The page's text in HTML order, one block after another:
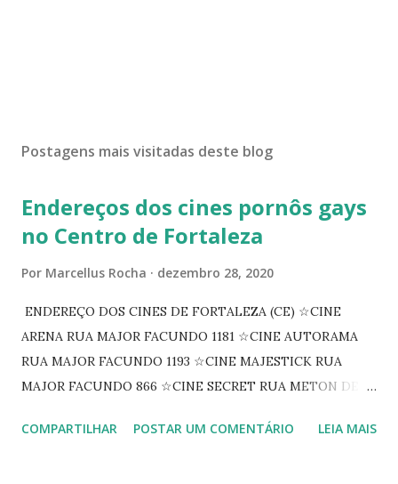
Postagens mais visitadas deste blog
Endereços dos cines pornôs gays
no Centro de Fortaleza
Por Marcellus Rocha dezembro 28, 2020
ENDEREÇO DOS CINES DE FORTALEZA (CE) ☆CINE
ARENA RUA MAJOR FACUNDO 1181 ☆CINE AUTORAMA
RUA MAJOR FACUNDO 1193 ☆CINE MAJESTICK RUA
MAJOR FACUNDO 866 ☆CINE SECRET RUA METON DE
PEIXOTO 1307 ☆CINE IRIS RUA FLORIANO PEIXOTO 1206
COMPARTILHAR POSTAR UM COMENTÁRIO LEIA MAIS